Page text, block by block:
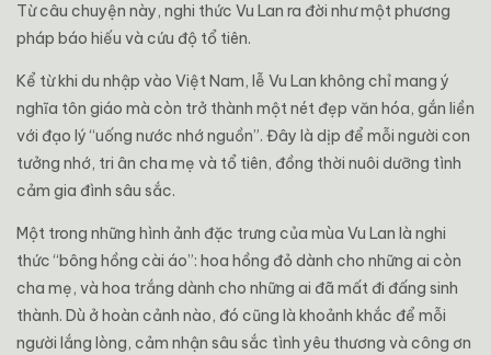
Từ câu chuyện này, nghi thức Vu Lan ra đời như một phương
pháp báo hiếu và cứu độ tổ tiên.
Kể từ khi du nhập vào Việt Nam, lễ Vu Lan không chỉ mang ý
nghĩa tôn giáo mà còn trở thành một nét đẹp văn hóa, gắn liền
với đạo lý “uống nước nhớ nguồn”. Đây là dịp để mỗi người con
tưởng nhớ, tri ân cha mẹ và tổ tiên, đồng thời nuôi dưỡng tình
cảm gia đình sâu sắc.
Một trong những hình ảnh đặc trưng của mùa Vu Lan là nghi
thức “bông hồng cài áo”: hoa hồng đỏ dành cho những ai còn
cha mẹ, và hoa trắng dành cho những ai đã mất đi đấng sinh
thành. Dù ở hoàn cảnh nào, đó cũng là khoảnh khắc để mỗi
người lắng lòng, cảm nhận sâu sắc tình yêu thương và công ơn